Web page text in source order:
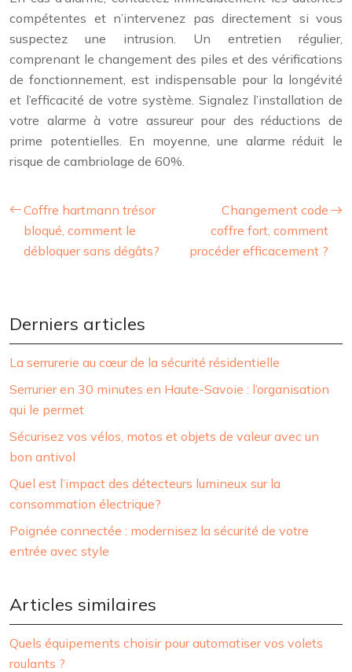
compétentes et n’intervenez pas directement si vous
suspectez une intrusion. Un entretien régulier,
comprenant le changement des piles et des vérifications
de fonctionnement, est indispensable pour la longévité
et l’efficacité de votre système. Signalez l’installation de
votre alarme à votre assureur pour des réductions de
prime potentielles. En moyenne, une alarme réduit le
risque de cambriolage de 60%.
Coffre hartmann trésor
bloqué, comment le
débloquer sans dégâts?
Changement code
coffre fort, comment
procéder efficacement ?
Derniers articles
La serrurerie au cœur de la sécurité résidentielle
Serrurier en 30 minutes en Haute-Savoie : l’organisation
qui le permet
Sécurisez vos vélos, motos et objets de valeur avec un
bon antivol
Quel est l’impact des détecteurs lumineux sur la
consommation électrique?
Poignée connectée : modernisez la sécurité de votre
entrée avec style
Articles similaires
Quels équipements choisir pour automatiser vos volets
roulants ?